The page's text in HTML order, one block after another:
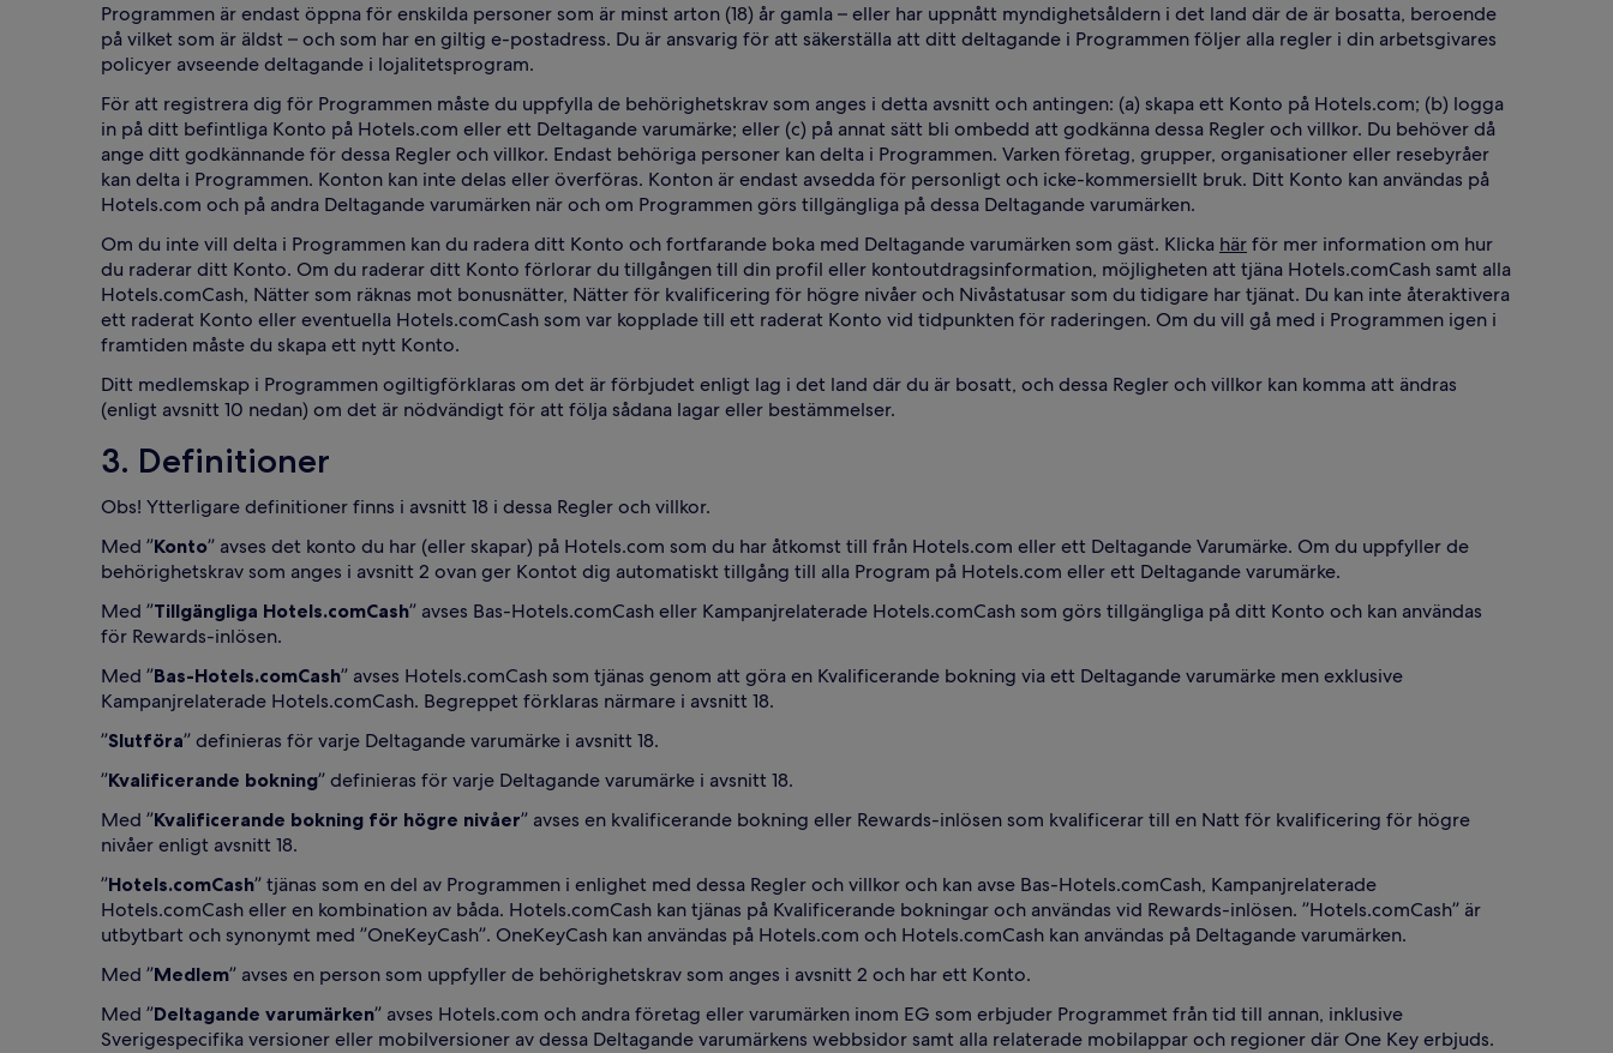
Programmen är endast öppna för enskilda personer som är minst arton (18) år gamla – eller har uppnått myndighetsåldern i det land där de är bosatta, beroende
på vilket som är äldst – och som har en giltig e-postadress. Du är ansvarig för att säkerställa att ditt deltagande i Programmen följer alla regler i din arbetsgivares
policyer avseende deltagande i lojalitetsprogram.
För att registrera dig för Programmen måste du uppfylla de behörighetskrav som anges i detta avsnitt och antingen: (a) skapa ett Konto på Hotels.com; (b) logga
in på ditt befintliga Konto på Hotels.com eller ett Deltagande varumärke; eller (c) på annat sätt bli ombedd att godkänna dessa Regler och villkor. Du behöver då
ange ditt godkännande för dessa Regler och villkor. Endast behöriga personer kan delta i Programmen. Varken företag, grupper, organisationer eller resebyråer
kan delta i Programmen. Konton kan inte delas eller överföras. Konton är endast avsedda för personligt och icke-kommersiellt bruk. Ditt Konto kan användas på
Hotels.com och på andra Deltagande varumärken när och om Programmen görs tillgängliga på dessa Deltagande varumärken.
Om du inte vill delta i Programmen kan du radera ditt Konto och fortfarande boka med Deltagande varumärken som gäst. Klicka härför mer information om hur
du raderar ditt Konto. Om du raderar ditt Konto förlorar du tillgången till din profil eller kontoutdragsinformation, möjligheten att tjäna Hotels.comCash samt alla
Hotels.comCash, Nätter som räknas mot bonusnätter, Nätter för kvalificering för högre nivåer och Nivåstatusar som du tidigare har tjänat. Du kan inte återaktivera
ett raderat Konto eller eventuella Hotels.comCash som var kopplade till ett raderat Konto vid tidpunkten för raderingen. Om du vill gå med i Programmen igen i
framtiden måste du skapa ett nytt Konto.
Ditt medlemskap i Programmen ogiltigförklaras om det är förbjudet enligt lag i det land där du är bosatt, och dessa Regler och villkor kan komma att ändras
(enligt avsnitt 10 nedan) om det är nödvändigt för att följa sådana lagar eller bestämmelser.
3. Definitioner
Obs! Ytterligare definitioner finns i avsnitt 18 i dessa Regler och villkor.
Med ”Konto” avses det konto du har (eller skapar) på Hotels.com som du har åtkomst till från Hotels.com eller ett Deltagande Varumärke. Om du uppfyller de
behörighetskrav som anges i avsnitt 2 ovan ger Kontot dig automatiskt tillgång till alla Program på Hotels.com eller ett Deltagande varumärke.
Med ”Tillgängliga Hotels.comCash” avses Bas-Hotels.comCash eller Kampanjrelaterade Hotels.comCash som görs tillgängliga på ditt Konto och kan användas
för Rewards-inlösen.
Med ”Bas-Hotels.comCash” avses Hotels.comCash som tjänas genom att göra en Kvalificerande bokning via ett Deltagande varumärke men exklusive
Kampanjrelaterade Hotels.comCash. Begreppet förklaras närmare i avsnitt 18.
”Slutföra” definieras för varje Deltagande varumärke i avsnitt 18.
”Kvalificerande bokning” definieras för varje Deltagande varumärke i avsnitt 18.
Med ”Kvalificerande bokning för högre nivåer” avses en kvalificerande bokning eller Rewards-inlösen som kvalificerar till en Natt för kvalificering för högre
nivåer enligt avsnitt 18.
”Hotels.comCash” tjänas som en del av Programmen i enlighet med dessa Regler och villkor och kan avse Bas-Hotels.comCash, Kampanjrelaterade
Hotels.comCash eller en kombination av båda. Hotels.comCash kan tjänas på Kvalificerande bokningar och användas vid Rewards-inlösen. ”Hotels.comCash” är
utbytbart och synonymt med ”OneKeyCash”. OneKeyCash kan användas på Hotels.com och Hotels.comCash kan användas på Deltagande varumärken.
Med ”Medlem” avses en person som uppfyller de behörighetskrav som anges i avsnitt 2 och har ett Konto.
Med ”Deltagande varumärken” avses Hotels.com och andra företag eller varumärken inom EG som erbjuder Programmet från tid till annan, inklusive
Sverigespecifika versioner eller mobilversioner av dessa Deltagande varumärkens webbsidor samt alla relaterade mobilappar och regioner där One Key erbjuds.